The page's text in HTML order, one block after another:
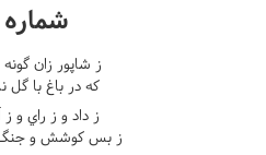
شماره
ز شاپور زان
که در باغ با گل
ز داد و ز راي و
ز بس کوشش و جنگ